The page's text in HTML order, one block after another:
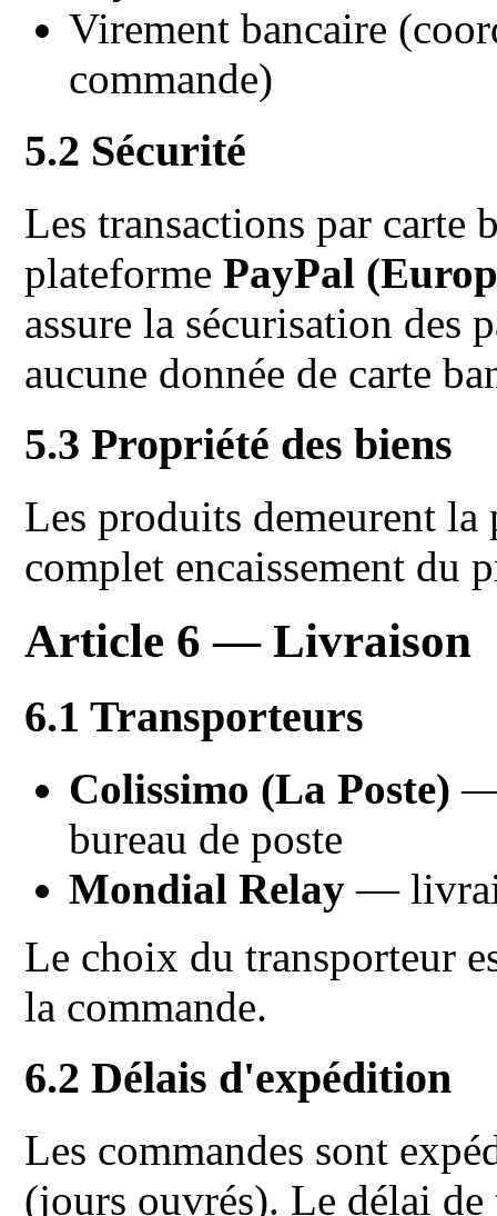
Virement bancaire
commande)
5.2 Sécurité
Les transactions par carte
plateformePayPal
assure la sécurisation des
aucune donnée de carte
5.3 Propriété des biens
Les produits demeurent
complet encaissement du
Article 6 — Livraison
6.1 Transporteurs
Colissimo (La Poste) —
bureau de poste
Mondial Relay —
Le choix du transporteur
la commande.
6.2 Délais d'expédition
Les commandes sont
(jours ouvrés). Le délai